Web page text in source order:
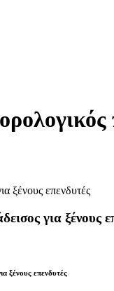
για ξένους
ξένους επενδυτές